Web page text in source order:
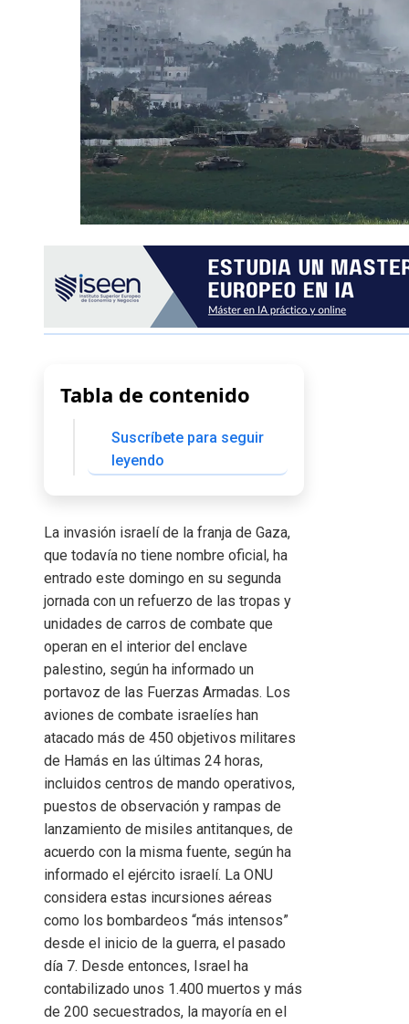
Tabla de contenido
Suscríbete para seguir
leyendo
La invasión israelí de la franja de Gaza,
que todavía no tiene nombre oficial, ha
entrado este domingo en su segunda
jornada con un refuerzo de las tropas y
unidades de carros de combate que
operan en el interior del enclave
palestino, según ha informado un
portavoz de las Fuerzas Armadas. Los
aviones de combate israelíes han
atacado más de 450 objetivos militares
de Hamás en las últimas 24 horas,
incluidos centros de mando operativos,
puestos de observación y rampas de
lanzamiento de misiles antitanques, de
acuerdo con la misma fuente, según ha
informado el ejército israelí. La ONU
considera estas incursiones aéreas
como los bombardeos “más intensos”
desde el inicio de la guerra, el pasado
día 7. Desde entonces, Israel ha
contabilizado unos 1.400 muertos y más
de 200 secuestrados, la mayoría en el